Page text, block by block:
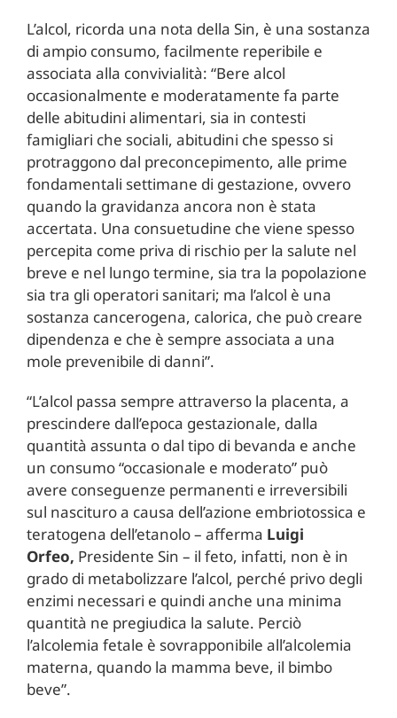
L’alcol, ricorda una nota della Sin, è una sostanza
di ampio consumo, facilmente reperibile e
associata alla convivialità: “Bere alcol
occasionalmente e moderatamente fa parte
delle abitudini alimentari, sia in contesti
famigliari che sociali, abitudini che spesso si
protraggono dal preconcepimento, alle prime
fondamentali settimane di gestazione, ovvero
quando la gravidanza ancora non è stata
accertata. Una consuetudine che viene spesso
percepita come priva di rischio per la salute nel
breve e nel lungo termine, sia tra la popolazione
sia tra gli operatori sanitari; ma l’alcol è una
sostanza cancerogena, calorica, che può creare
dipendenza e che è sempre associata a una
mole prevenibile di danni”.
“L’alcol passa sempre attraverso la placenta, a
prescindere dall’epoca gestazionale, dalla
quantità assunta o dal tipo di bevanda e anche
un consumo “occasionale e moderato” può
avere conseguenze permanenti e irreversibili
sul nascituro a causa dell’azione embriotossica e
teratogena dell’etanolo – afferma Luigi
Orfeo, Presidente Sin – il feto, infatti, non è in
grado di metabolizzare l’alcol, perché privo degli
enzimi necessari e quindi anche una minima
quantità ne pregiudica la salute. Perciò
l’alcolemia fetale è sovrapponibile all’alcolemia
materna, quando la mamma beve, il bimbo
beve”.